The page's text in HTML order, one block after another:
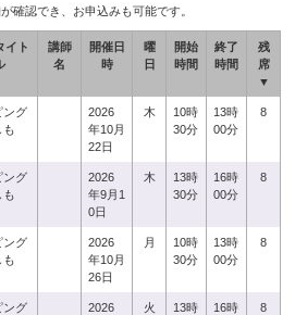
確認でき、お申込みも可能です。
イト
講師
名
開催日
時
曜
日
開始
時間
終了
時間
残
席
▼
ング
も
2026
年10月
22日
木
10時
30分
13時
00分
8
ング
も
2026
年9月1
0日
木
13時
30分
16時
00分
8
ング
も
2026
年10月
26日
月
10時
30分
13時
00分
8
ング
2026
火
13時
16時
8